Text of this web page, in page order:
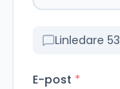
Linledare
E-post *